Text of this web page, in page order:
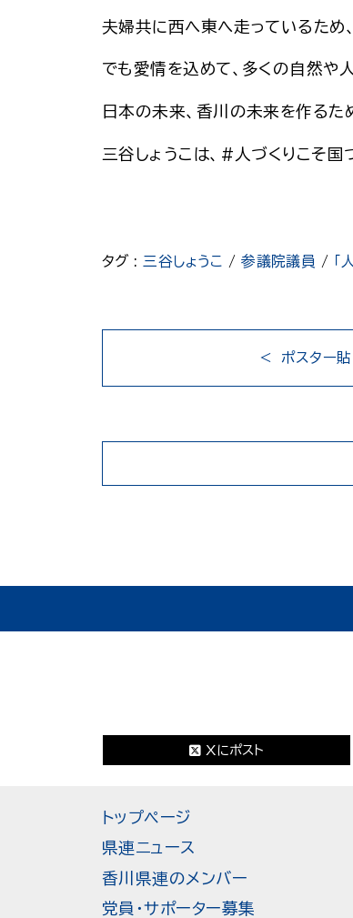
夫婦共に西へ東へ走っているため
でも愛情を込めて、多くの自然や
日本の未来、香川の未来を作るた
三谷しょうこは、#人づくりこそ国
タグ : 三谷しょうこ /参議院議員 / 「
ポスター
Xにポスト
トップページ
県連ニュース
香川県連のメンバー
党員・サポーター募集